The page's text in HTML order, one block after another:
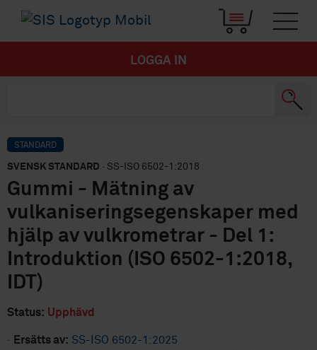
LOGGA IN
STANDARD
SVENSK STANDARD · SS-ISO 6502-1:2018
Gummi - Mätning av
vulkaniseringsegenskaper med
hjälp av vulkrometrar - Del 1:
Introduktion (ISO 6502-1:2018,
IDT)
Status: Upphävd
· Ersätts av: SS-ISO 6502-1:2025